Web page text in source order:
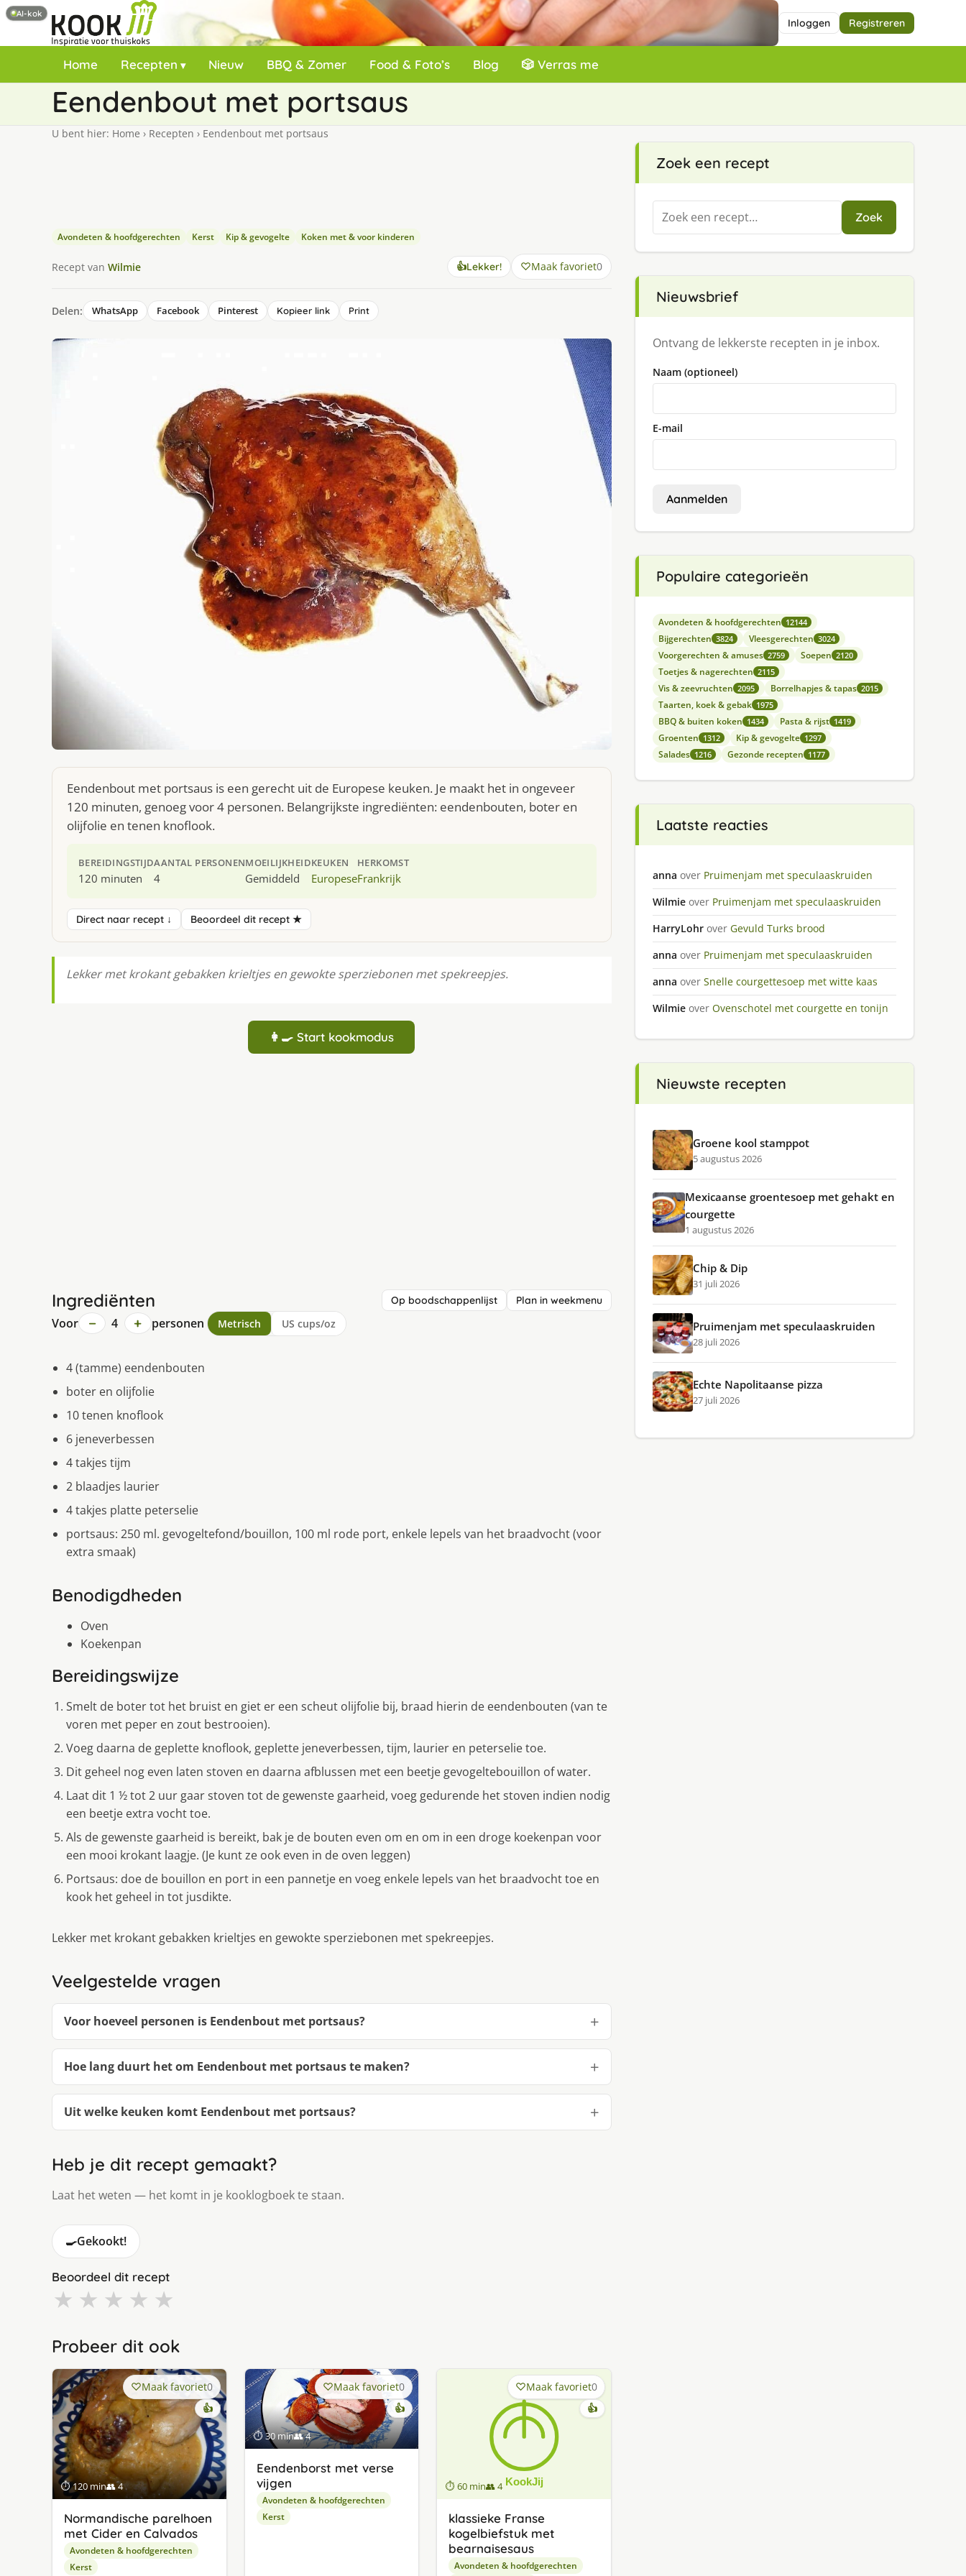
Inloggen Registreren
Home Recepten Nieuw BBQ & Zomer Food & Foto’s Blog 🎲 Verras me
Eendenbout met portsaus
U bent hier: Home › Recepten › Eendenbout met portsaus
Avondeten & hoofdgerechten Kerst Kip & gevogelte Koken met & voor kinderen
Recept van Wilmie 👍Lekker! Maak favoriet0
Delen: WhatsApp Facebook Pinterest Kopieer link Print
Eendenbout met portsaus is een gerecht uit de Europese keuken. Je maakt het in ongeveer
120 minuten, genoeg voor 4 personen. Belangrijkste ingrediënten: eendenbouten, boter en
olijfolie en tenen knoflook.
BEREIDINGSTIJD
120 minuten
AANTAL PERSONEN
4
MOEILIJKHEID
Gemiddeld
KEUKEN
Europese
HERKOMST
Frankrijk
Direct naar recept ↓ Beoordeel dit recept ★
Lekker met krokant gebakken krieltjes en gewokte sperziebonen met spekreepjes.
👩‍🍳 Start kookmodus
Ingrediënten Op boodschappenlijst Plan in weekmenu
Voor − 4 + personen Metrisch US cups/oz
4 (tamme) eendenbouten
boter en olijfolie
10 tenen knoflook
6 jeneverbessen
4 takjes tijm
2 blaadjes laurier
4 takjes platte peterselie
portsaus: 250 ml. gevogeltefond/bouillon, 100 ml rode port, enkele lepels van het braadvocht (voor
extra smaak)
Benodigdheden
Oven
Koekenpan
Bereidingswijze
Smelt de boter tot het bruist en giet er een scheut olijfolie bij, braad hierin de eendenbouten (van te
voren met peper en zout bestrooien).
Voeg daarna de geplette knoflook, geplette jeneverbessen, tijm, laurier en peterselie toe.
Dit geheel nog even laten stoven en daarna afblussen met een beetje gevogeltebouillon of water.
Laat dit 1 ½ tot 2 uur gaar stoven tot de gewenste gaarheid, voeg gedurende het stoven indien nodig
een beetje extra vocht toe.
Als de gewenste gaarheid is bereikt, bak je de bouten even om en om in een droge koekenpan voor
een mooi krokant laagje. (Je kunt ze ook even in de oven leggen)
Portsaus: doe de bouillon en port in een pannetje en voeg enkele lepels van het braadvocht toe en
kook het geheel in tot jusdikte.
Lekker met krokant gebakken krieltjes en gewokte sperziebonen met spekreepjes.
Veelgestelde vragen
Voor hoeveel personen is Eendenbout met portsaus?
Hoe lang duurt het om Eendenbout met portsaus te maken?
Uit welke keuken komt Eendenbout met portsaus?
Heb je dit recept gemaakt?
Laat het weten — het komt in je kooklogboek te staan.
🍳Gekookt!
Beoordeel dit recept
★ ★ ★ ★ ★
Probeer dit ook
⏱ 120 min👥 4
Maak favoriet0
👍
Normandische parelhoen
met Cider en Calvados
Avondeten & hoofdgerechten
Kerst
⏱ 30 min👥 4
Maak favoriet0
👍
Eendenborst met verse
vijgen
Avondeten & hoofdgerechten
Kerst
⏱ 60 min👥 4
Maak favoriet0
👍
klassieke Franse
kogelbiefstuk met
bearnaisesaus
Avondeten & hoofdgerechten
Zoek een recept
Zoeken
naar:
Zoek
Nieuwsbrief
Ontvang de lekkerste recepten in je inbox.
Naam (optioneel)
E-mail
Aanmelden
Populaire categorieën
Avondeten & hoofdgerechten 12144
Bijgerechten 3824 Vleesgerechten 3024
Voorgerechten & amuses 2759 Soepen 2120
Toetjes & nagerechten 2115
Vis & zeevruchten 2095 Borrelhapjes & tapas 2015
Taarten, koek & gebak 1975
BBQ & buiten koken 1434 Pasta & rijst 1419
Groenten 1312 Kip & gevogelte 1297
Salades 1216 Gezonde recepten 1177
Laatste reacties
anna over Pruimenjam met speculaaskruiden
Wilmie over Pruimenjam met speculaaskruiden
HarryLohr over Gevuld Turks brood
anna over Pruimenjam met speculaaskruiden
anna over Snelle courgettesoep met witte kaas
Wilmie over Ovenschotel met courgette en tonijn
Nieuwste recepten
Groene kool stamppot
5 augustus 2026
Mexicaanse groentesoep met gehakt en
courgette
1 augustus 2026
Chip & Dip
31 juli 2026
Pruimenjam met speculaaskruiden
28 juli 2026
AI-kok
Echte Napolitaanse pizza
27 juli 2026